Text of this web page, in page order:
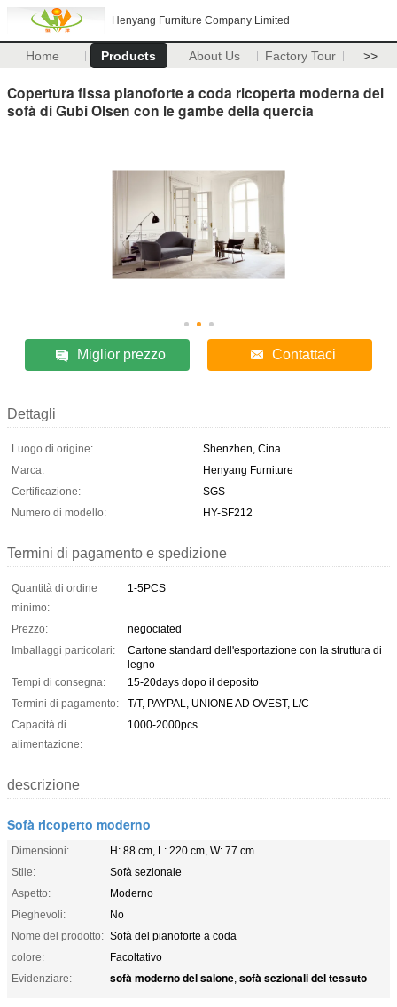
Henyang Furniture Company Limited
Home Products About Us Factory Tour >>
Copertura fissa pianoforte a coda ricoperta moderna del
sofà di Gubi Olsen con le gambe della quercia
Miglior prezzo Contattaci
Dettagli
Luogo di origine:
Shenzhen, Cina
Marca:
Henyang Furniture
Certificazione:
SGS
Numero di modello:
HY-SF212
Termini di pagamento e spedizione
Quantità di ordine
minimo:
1-5PCS
Prezzo:
negociated
Imballaggi particolari:
Cartone standard dell'esportazione con la struttura di
legno
Tempi di consegna:
15-20days dopo il deposito
Termini di pagamento:
T/T, PAYPAL, UNIONE AD OVEST, L/C
Capacità di
alimentazione:
1000-2000pcs
descrizione
Sofà ricoperto moderno
Dimensioni:
H: 88 cm, L: 220 cm, W: 77 cm
Stile:
Sofà sezionale
Aspetto:
Moderno
Pieghevoli:
No
Nome del prodotto: Sofà del pianoforte a coda
colore:
Facoltativo
Evidenziare:
sofà moderno del salone, sofà sezionali del tessuto